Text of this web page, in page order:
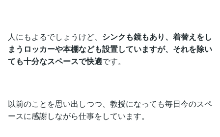
人にもよるでしょうけど、 シンクも鏡もあり、着替えをし
まうロッカーや本棚なども設置していますが、それを除い
ても十分なスペースで快適です。
以前のことを思い出しつつ、教授になっても毎日今のスペ
ースに感謝しながら仕事をしています。